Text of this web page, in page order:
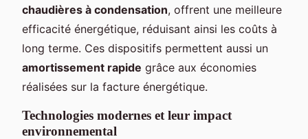
chaudières à condensation, offrent une meilleure
efficacité énergétique, réduisant ainsi les coûts à
long terme. Ces dispositifs permettent aussi un
amortissement rapide grâce aux économies
réalisées sur la facture énergétique.
Technologies modernes et leur impact
environnemental